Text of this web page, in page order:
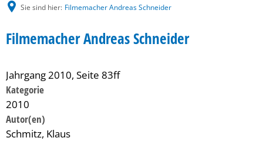
Sie sind hier: Filmemacher Andreas Schneider
Filmemacher Andreas Schneider
Jahrgang 2010, Seite 83ff
Kategorie
2010
Schmitz, Klaus